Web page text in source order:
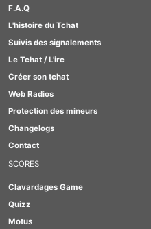
#Lesbienne
#Furry
#GirlBox
F.A.Q
L'histoire du Tchat
Suivis des signalements
Le Tchat / L'irc
Créer son tchat
Web Radios
Protection des mineurs
Changelogs
Contact
SCORES
Clavardages Game
Quizz
Motus